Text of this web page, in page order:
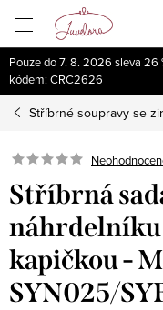
obsah
Pouze do 7. 8. 2026 sleva 26
kódem: CRC2626
Stříbrné soupravy se
Stříbrná
kapičkou -
SYN025/